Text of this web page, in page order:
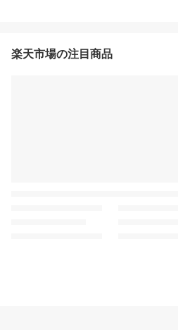
楽天市場の注目商品